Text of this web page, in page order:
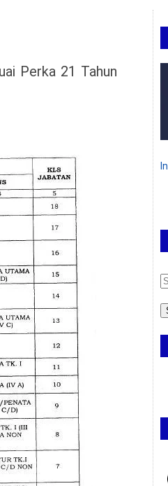
Perka 21 Tahun